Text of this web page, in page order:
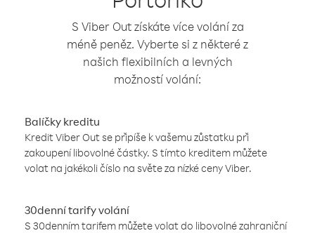
S Viber Out získáte více volání za
méně peněz. Vyberte si z některé z
našich flexibilních a levných
možností volání:
Balíčky kreditu
Kredit Viber Out se připíše k vašemu zůstatku při
zakoupení libovolné částky. S tímto kreditem můžete
volat na jakékoli číslo na světe za nízké ceny Viber.
30denní tarify volání
S 30denním tarifem můžete volat do libovolné zahraniční